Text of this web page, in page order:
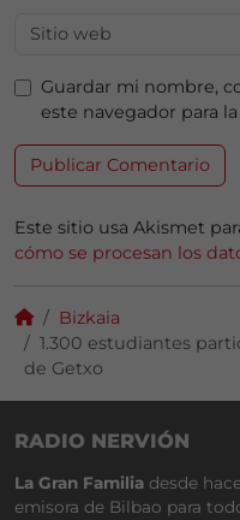
Guardar mi nombre,
este navegador para
Este sitio usa Akismet
cómo se procesan los
Bizkaia
1.300 estudiantes
de Getxo
RADIO NERVIÓN
La Gran Familia desde
emisora de Bilbao para